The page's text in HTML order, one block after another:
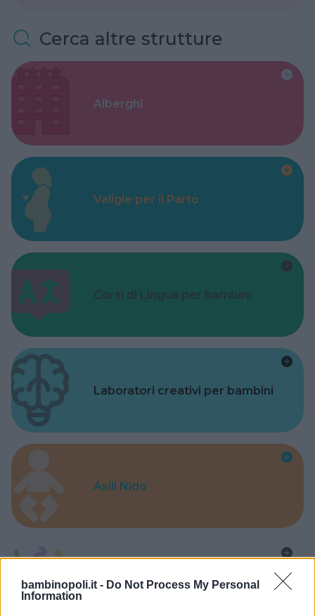
bambinopoli.it - Do Not Process My Personal
Information
Cerca altre strutture
Alberghi
Valigie per il Parto
Corsi di Lingua per bambini
Laboratori creativi per bambini
Asili Nido
Feste